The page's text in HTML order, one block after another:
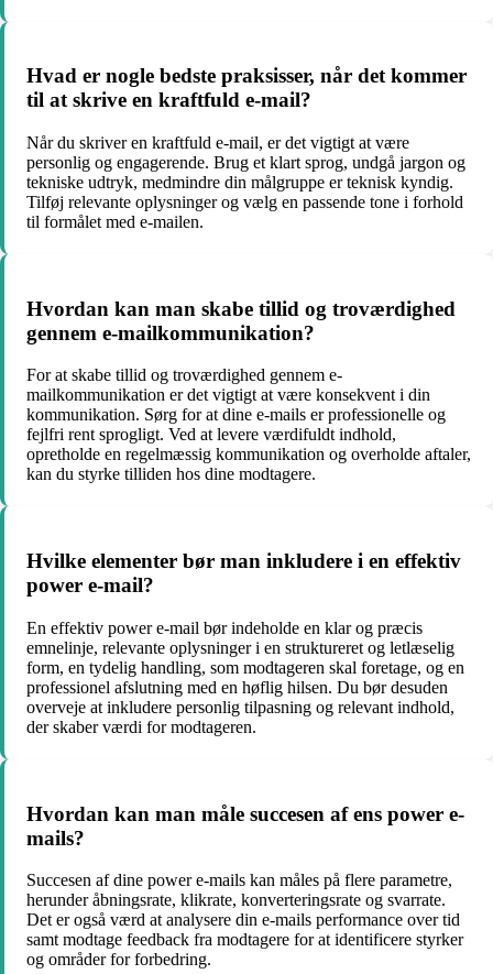
Hvad er nogle bedste praksisser, når det kommer
til at skrive en kraftfuld e-mail?
Når du skriver en kraftfuld e-mail, er det vigtigt at være
personlig og engagerende. Brug et klart sprog, undgå jargon og
tekniske udtryk, medmindre din målgruppe er teknisk kyndig.
Tilføj relevante oplysninger og vælg en passende tone i forhold
til formålet med e-mailen.
Hvordan kan man skabe tillid og troværdighed
gennem e-mailkommunikation?
For at skabe tillid og troværdighed gennem e-
mailkommunikation er det vigtigt at være konsekvent i din
kommunikation. Sørg for at dine e-mails er professionelle og
fejlfri rent sprogligt. Ved at levere værdifuldt indhold,
opretholde en regelmæssig kommunikation og overholde aftaler,
kan du styrke tilliden hos dine modtagere.
Hvilke elementer bør man inkludere i en effektiv
power e-mail?
En effektiv power e-mail bør indeholde en klar og præcis
emnelinje, relevante oplysninger i en struktureret og letlæselig
form, en tydelig handling, som modtageren skal foretage, og en
professionel afslutning med en høflig hilsen. Du bør desuden
overveje at inkludere personlig tilpasning og relevant indhold,
der skaber værdi for modtageren.
Hvordan kan man måle succesen af ens power e-
mails?
Succesen af dine power e-mails kan måles på flere parametre,
herunder åbningsrate, klikrate, konverteringsrate og svarrate.
Det er også værd at analysere din e-mails performance over tid
samt modtage feedback fra modtagere for at identificere styrker
og områder for forbedring.